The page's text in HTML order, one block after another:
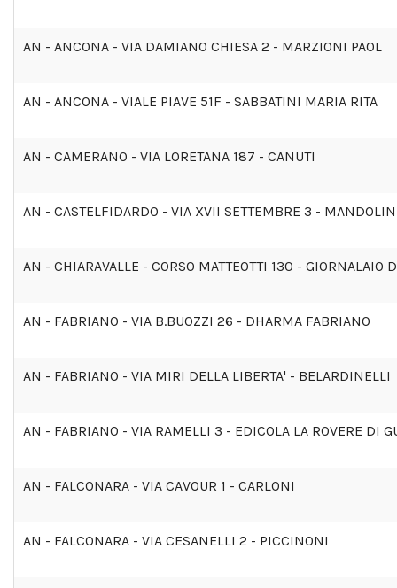
AN - ANCONA - VIA DAMIANO CHIESA 2 - MARZIONI PAOL
AN - ANCONA - VIALE PIAVE 51F - SABBATINI MARIA RITA
AN - CAMERANO - VIA LORETANA 187 - CANUTI
AN - CASTELFIDARDO - VIA XVII SETTEMBRE 3 -
AN - CHIARAVALLE - CORSO MATTEOTTI 130 - GIORNALAIO
AN - FABRIANO - VIA B.BUOZZI 26 - DHARMA FABRIANO
AN - FABRIANO - VIA MIRI DELLA LIBERTA' - BELARDINELLI
AN - FABRIANO - VIA RAMELLI 3 - EDICOLA LA ROVERE DI
AN - FALCONARA - VIA CAVOUR 1 - CARLONI
AN - FALCONARA - VIA CESANELLI 2 - PICCINONI